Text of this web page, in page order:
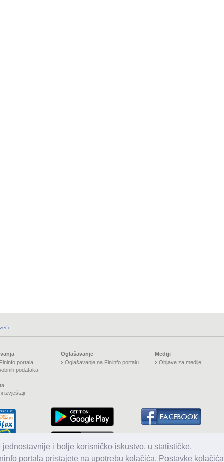
i bolje korisničko iskustvo, u statističke,
portala pristajete na upotrebu kolačića. Postavke kolačića
portala
podataka
izvještaji
Oglašavanje
Oglašavanje na Fininfo portalu
Mediji
Objave za medije